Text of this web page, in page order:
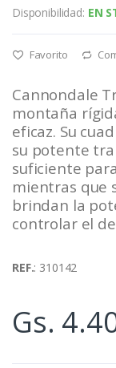
Disponibilidad: EN
Favorito
Cannondale
montaña
eficaz. Su
su potente
suficiente
mientras que
brindan la
controlar el
REF.: 310142
Gs.